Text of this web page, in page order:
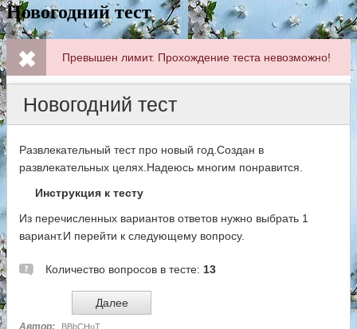
Новогодний тест